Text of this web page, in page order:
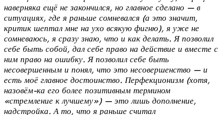
наверняка ещё не закончился, но главное сделано — в
ситуациях, где я раньше сомневался (а это значит,
критик шептал мне на ухо всякую фигню), я уже не
сомневаюсь, я сразу знаю, что и как делать. Я позволил
себе быть собой, дал себе право на действие и вместе с
ним право на ошибку. Я позволил себе быть
несовершенным и понял, что это несовершенство — и
есть моё главное достоинство. Перфекционизм (хотя,
назовём-ка его более позитивным термином
«стремление к лучшему») — это лишь дополнение,
надстройка. А то, что я раньше считал